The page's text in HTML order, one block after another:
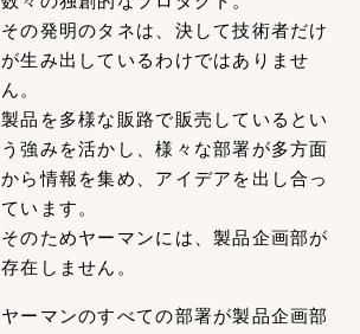
その発明のタネは、決して技術者だけ
が生み出しているわけではありませ
ん。
製品を多様な販路で販売しているとい
う強みを活かし、様々な部署が多方面
から情報を集め、アイデアを出し合っ
ています。
そのためヤーマンには、製品企画部が
存在しません。
ヤーマンのすべての部署が製品企画部